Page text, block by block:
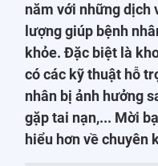
năm với những dịch
lượng giúp bệnh
khỏe. Đặc biệt là
có các kỹ thuật hỗ
nhân bị ảnh hưởng
gặp tai nạn,... Mời
hiểu hơn về chuyên